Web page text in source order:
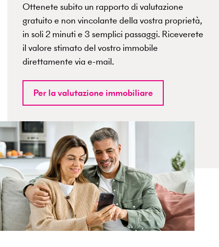
Ottenete subito un rapporto di valutazione
gratuito e non vincolante della vostra proprietà,
in soli 2 minuti e 3 semplici passaggi. Riceverete
il valore stimato del vostro immobile
direttamente via e-mail.
Per la valutazione immobiliare